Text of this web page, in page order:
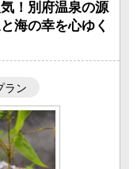
！別府温泉の源
海の幸を心ゆく
ラン